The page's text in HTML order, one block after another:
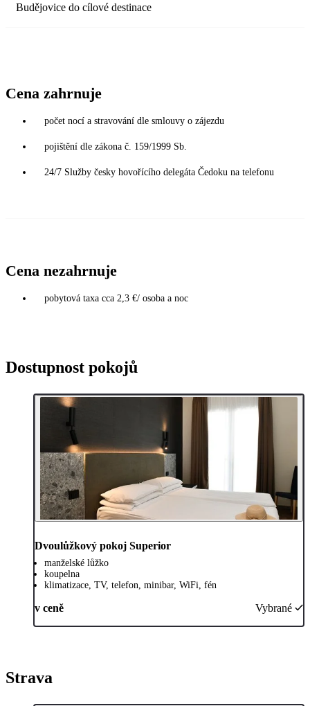
Budějovice do cílové destinace
Cena zahrnuje
počet nocí a stravování dle smlouvy o zájezdu
pojištění dle zákona č. 159/1999 Sb.
24/7 Služby česky hovořícího delegáta Čedoku na telefonu
Cena nezahrnuje
pobytová taxa cca 2,3 €/ osoba a noc
Dostupnost pokojů
Dvoulůžkový pokoj Superior
manželské lůžko
koupelna
klimatizace, TV, telefon, minibar, WiFi, fén
v ceně Vybrané
Strava